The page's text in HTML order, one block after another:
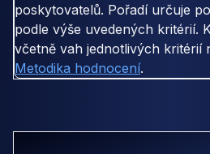
poskytovatelů. Pořadí určuje
podle výše uvedených kritérií.
včetně vah jednotlivých kritérií
Metodika hodnocení.